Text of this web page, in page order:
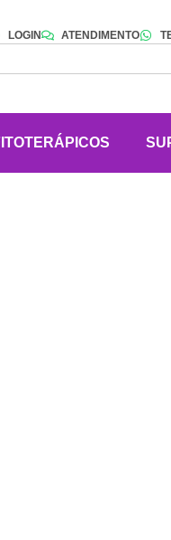
LOGIN ATENDIMENTO